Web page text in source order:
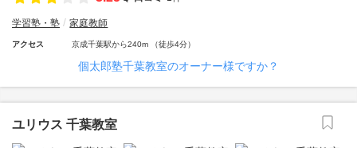
学習塾・塾 家庭教師
アクセス 京成千葉駅から240m （徒歩4分）
個太郎塾千葉教室のオーナー様ですか？
ユリウス 千葉教室